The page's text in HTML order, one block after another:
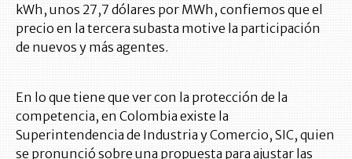
kWh, unos 27,7 dólares por MWh, confiemos que el
precio en la tercera subasta motive la participación
de nuevos y más agentes.
En lo que tiene que ver con la protección de la
competencia, en Colombia existe la
Superintendencia de Industria y Comercio, SIC, quien
se pronunció sobre una propuesta para ajustar las